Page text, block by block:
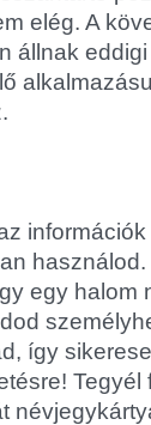
elég. A
állnak
egy halom
így
Tegyél